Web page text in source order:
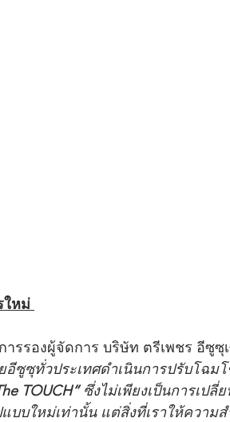
ใหม่
รองผู้จัดการ บริษัท ตรีเพชร อีซูซุ
ซูซุทั่วประเทศดำเนินการปรับโฉม
TOUCH” ซึ่งไม่เพียงเป็นการเปลี่
บบใหม่เท่านั้น แต่สิ่งที่เราให้ความ